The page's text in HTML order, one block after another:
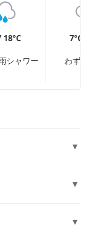
18°C
シャワー
7°C
わず